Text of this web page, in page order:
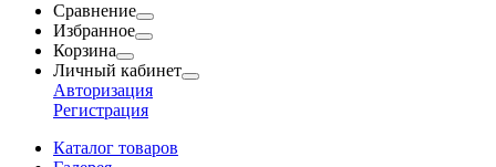
Сравнение
Избранное
Корзина
Личный кабинет
Авторизация
Регистрация
Каталог товаров